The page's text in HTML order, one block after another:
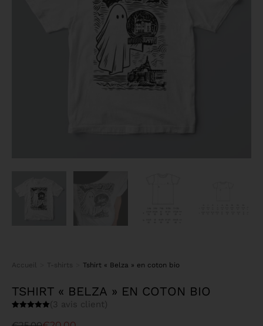
Vous êtes ici :
Accueil T-shirts Tshirt « Belza » en coton bio
TSHIRT « BELZA » EN COTON BIO
sur 5 basé
(3 avis client)